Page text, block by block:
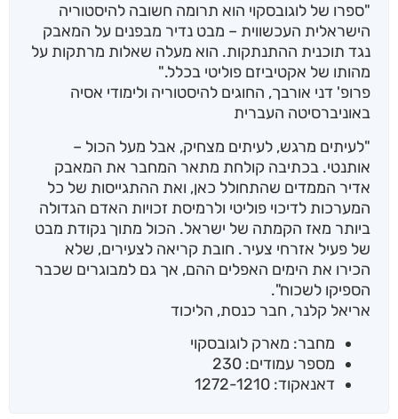
"ספרו של לוגובסקוי הוא תרומה חשובה להיסטוריה
הישראלית העכשווית – מבט נדיר מבפנים על המאבק
נגד תוכנית ההתנתקות. הוא מעלה שאלות מרתקות על
מהותו של אקטיביזם פוליטי בכלל."
פרופ' דני אורבך, החוגים להיסטוריה ולימודי אסיה
באוניברסיטה העברית
"לעיתים מרגש, לעיתים מצחיק, אבל מעל הכול –
אותנטי. בכתיבה קולחת מתאר המחבר את המאבק
אדיר הממדים שהתחולל כאן, ואת ההתגייסות של כל
המערכות לדיכוי פוליטי ולרמיסת זכויות האדם הגדולה
ביותר מאז הקמתה של ישראל. הכול מתוך נקודת מבט
של פעיל אזרחי צעיר. חובת קריאה לצעירים, שלא
הכירו את הימים האפלים ההם, אך גם למבוגרים שכבר
הספיקו לשכוח".
אריאל קלנר, חבר כנסת, הליכוד
מחבר: מארק לוגובסקוי
מספר עמודים: 230
דאנאקוד: 1272-1210